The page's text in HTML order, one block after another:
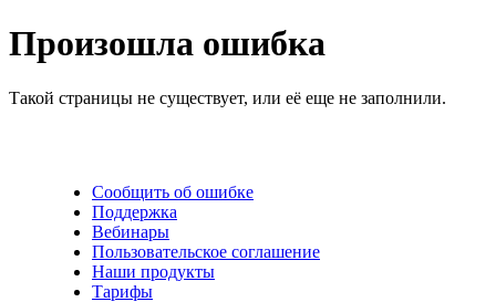
Произошла ошибка
Такой страницы не существует, или её еще не заполнили.
Сообщить об ошибке
Поддержка
Вебинары
Пользовательское соглашение
Наши продукты
Тарифы